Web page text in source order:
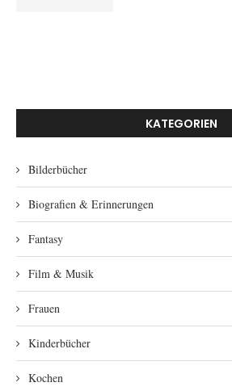
KATEGORIEN
Bilderbücher
Biografien & Erinnerungen
Fantasy
Film & Musik
Frauen
Kinderbücher
Kochen